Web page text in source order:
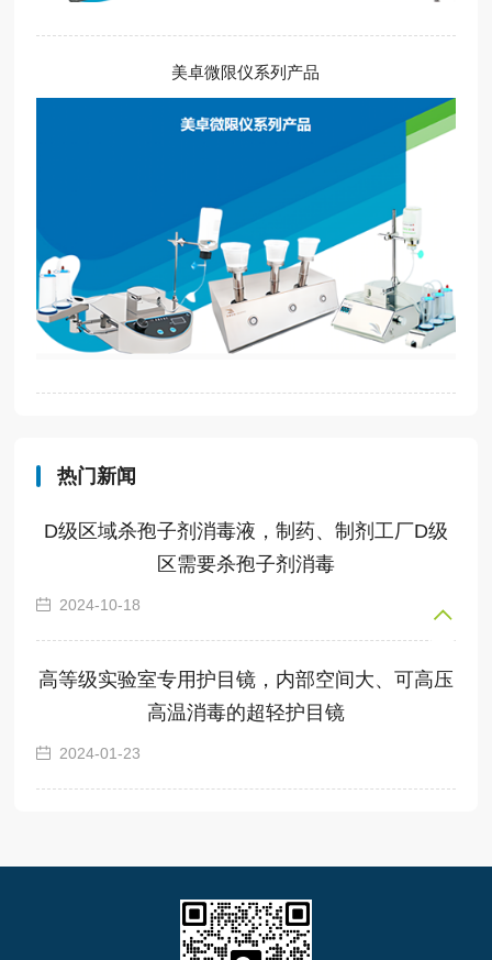
美卓微限仪系列产品
热门新闻
D级区域杀孢子剂消毒液，制药、制剂工厂D级
区需要杀孢子剂消毒
2024-10-18
高等级实验室专用护目镜，内部空间大、可高压
高温消毒的超轻护目镜
2024-01-23